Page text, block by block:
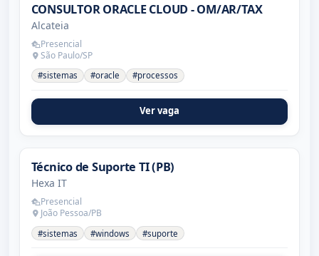
CONSULTOR ORACLE CLOUD - OM/AR/TAX
Alcateia
Presencial
São Paulo/SP
#sistemas #oracle #processos
Ver vaga
Técnico de Suporte TI (PB)
Hexa IT
Presencial
João Pessoa/PB
#sistemas #windows #suporte